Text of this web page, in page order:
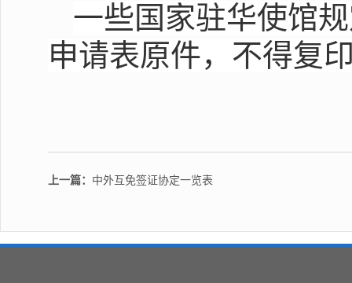
一些国家驻华使馆
申请表原件，不得复
上一篇： 中外互免签证协定一览表